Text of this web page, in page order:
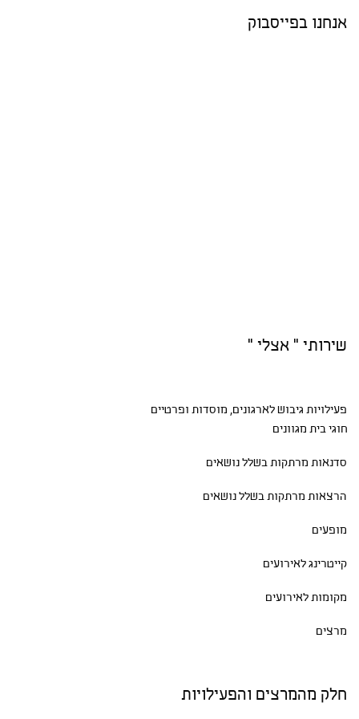
אנחנו בפייסבוק
שירותי " אצלי "
פעילויות גיבושלארגונים, מוסדות ופרטיים
חוגי בית מגוונים
סדנאות מרתקות בשלל נושאים
הרצאות מרתקות בשלל נושאים
מופעים
קייטרינג לאירועים
מקומות לאירועים
מרצים
חלק מהמרצים והפעילויות